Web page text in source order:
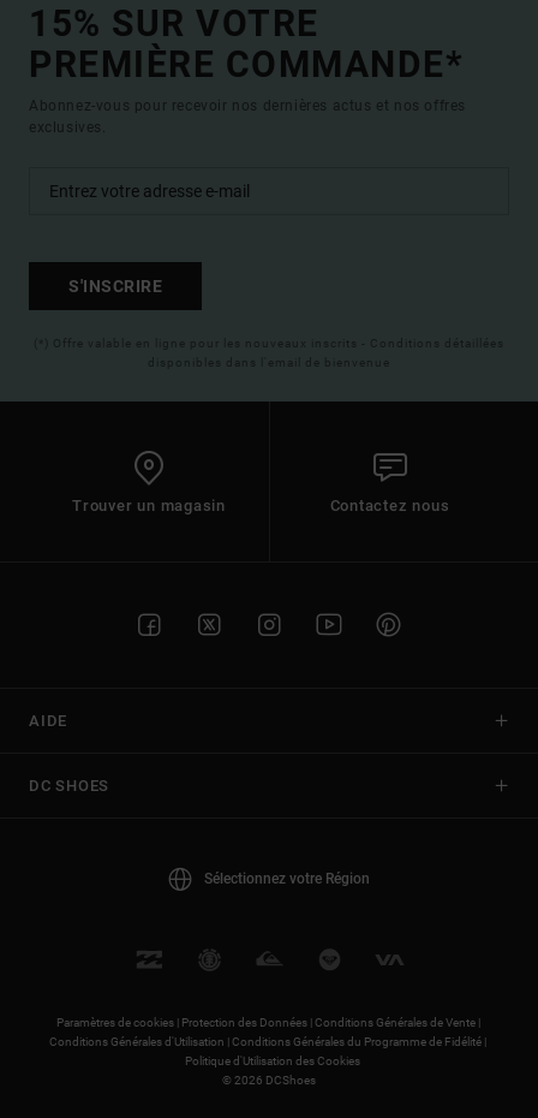
15% SUR VOTRE
PREMIÈRE COMMANDE*
Abonnez-vous pour recevoir nos dernières actus et nos offres
exclusives.
S'INSCRIRE
(*) Offre valable en ligne pour les nouveaux inscrits - Conditions détaillées
disponibles dans l'email de bienvenue
Trouver un magasin Contactez nous
AIDE
DC SHOES
Sélectionnez votre Région
Paramètres de cookies | Protection des Données |Conditions Générales de Vente |
Conditions Générales d'Utilisation |Conditions Générales du Programme de Fidélité |
Politique d'Utilisation des Cookies
© 2026 DCShoes